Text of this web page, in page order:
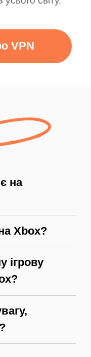
VPN
на
Xbox?
ігрову